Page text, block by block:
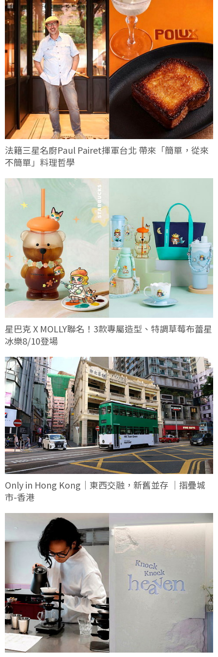
法籍三星名廚Paul Pairet揮軍台北 帶來「簡單，從來
不簡單」料理哲學
星巴克 X MOLLY聯名！3款專屬造型、特調草莓布蕾星
冰樂8/10登場
Only in Hong Kong｜東西交融，新舊並存 ｜摺疊城
市-香港